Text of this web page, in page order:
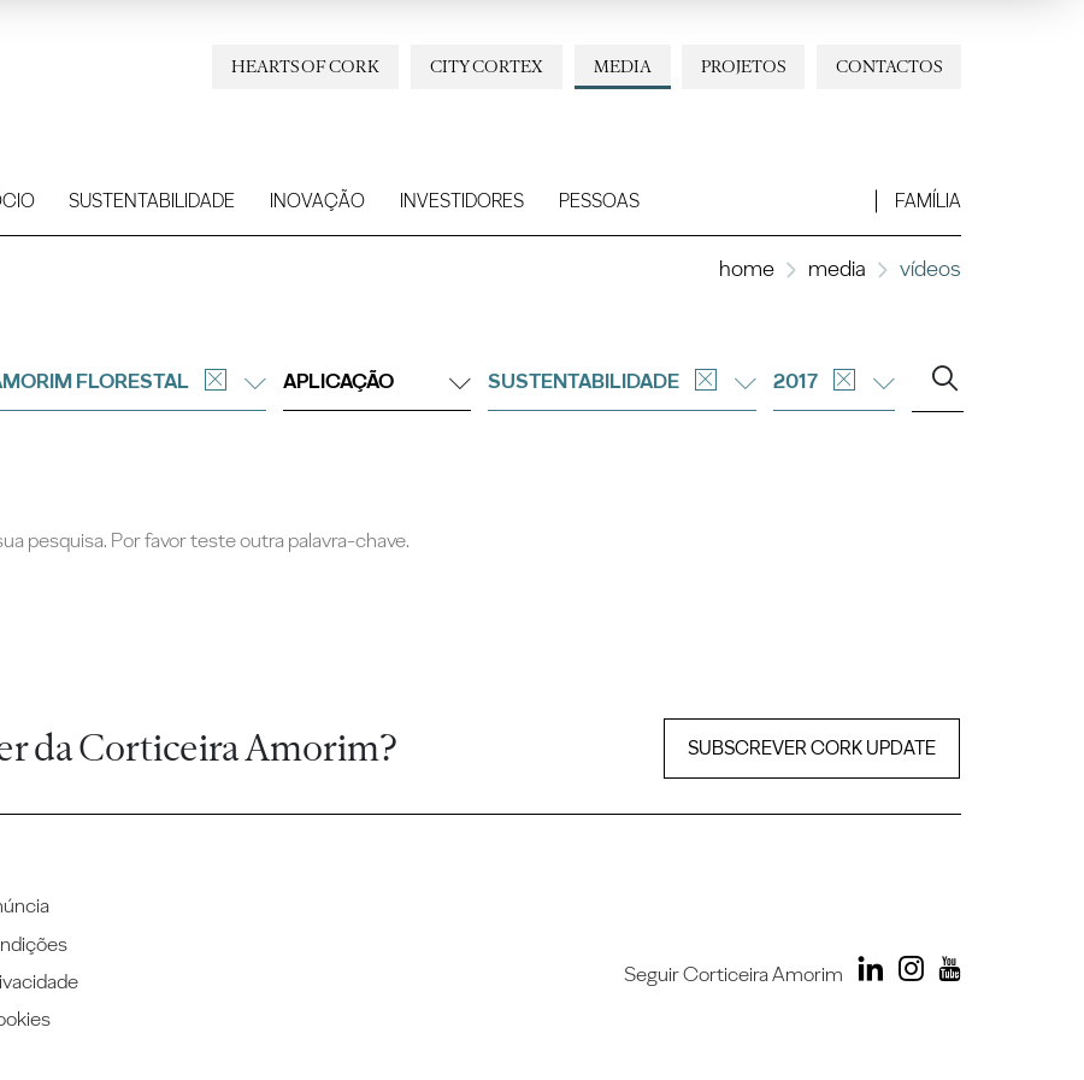
CONTACTOS
PROJETOS
MEDIA
CITY CORTEX
HEARTS OF CORK
SUSTENTABILIDADE INOVAÇÃO INVESTIDORES PESSOAS FAMÍLIA
home media vídeos
FLORESTAL APLICAÇÃO SUSTENTABILIDADE 2017
pesquisa. Por favor teste outra palavra-chave.
da Corticeira Amorim? SUBSCREVER CORK UPDATE
Seguir Corticeira Amorim